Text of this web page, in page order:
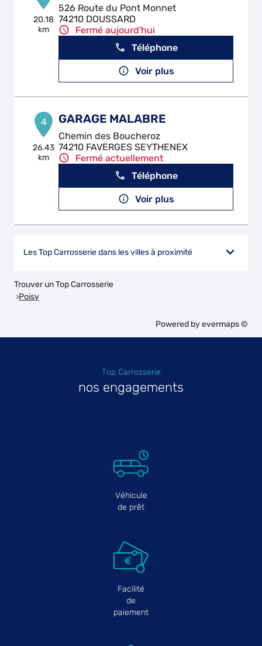
20.18
km
526 Route du Pont Monnet
74210 DOUSSARD
Fermé aujourd'hui
Téléphone
Voir plus
4
26.43
km
GARAGE MALABRE
Chemin des Boucheroz
74210 FAVERGES SEYTHENEX
Fermé actuellement
Téléphone
Voir plus
Les Top Carrosserie dans les villes à proximité
Trouver un Top Carrosserie
Poisy
Powered byevermaps ©
Top Carrosserie
nos engagements
Véhicule
de prêt
Facilité
de
paiement